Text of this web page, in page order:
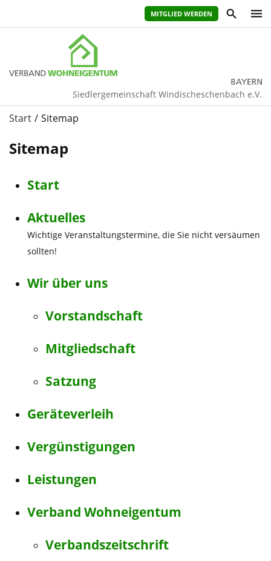
MITGLIED WERDEN
Siedlergemeinschaft Windischeschenbach e.V.
Start Sitemap
Sitemap
Start
Aktuelles
Wichtige Veranstaltungstermine, die Sie nicht versäumen
sollten!
Wir über uns
Vorstandschaft
Mitgliedschaft
Satzung
Geräteverleih
Vergünstigungen
Leistungen
Verband Wohneigentum
Verbandszeitschrift